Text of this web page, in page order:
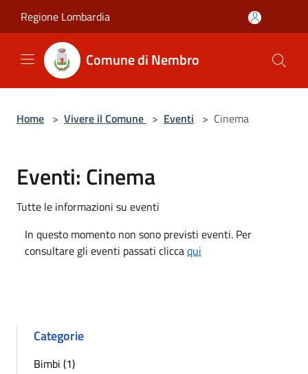
Regione Lombardia
Comune di Nembro
Home > Vivere il Comune > Eventi > Cinema
Eventi: Cinema
Tutte le informazioni su eventi
In questo momento non sono previsti eventi. Per
consultare gli eventi passati cliccaqui
Categorie
Bimbi (1)